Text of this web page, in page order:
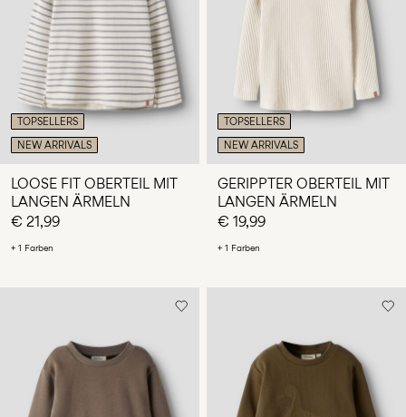
TOPSELLERS
NEW ARRIVALS
LOOSE FIT OBERTEIL MIT
LANGEN ÄRMELN
€ 21,99
+ 1 Farben
TOPSELLERS
NEW ARRIVALS
GERIPPTER OBERTEIL MIT
LANGEN ÄRMELN
€ 19,99
+ 1 Farben